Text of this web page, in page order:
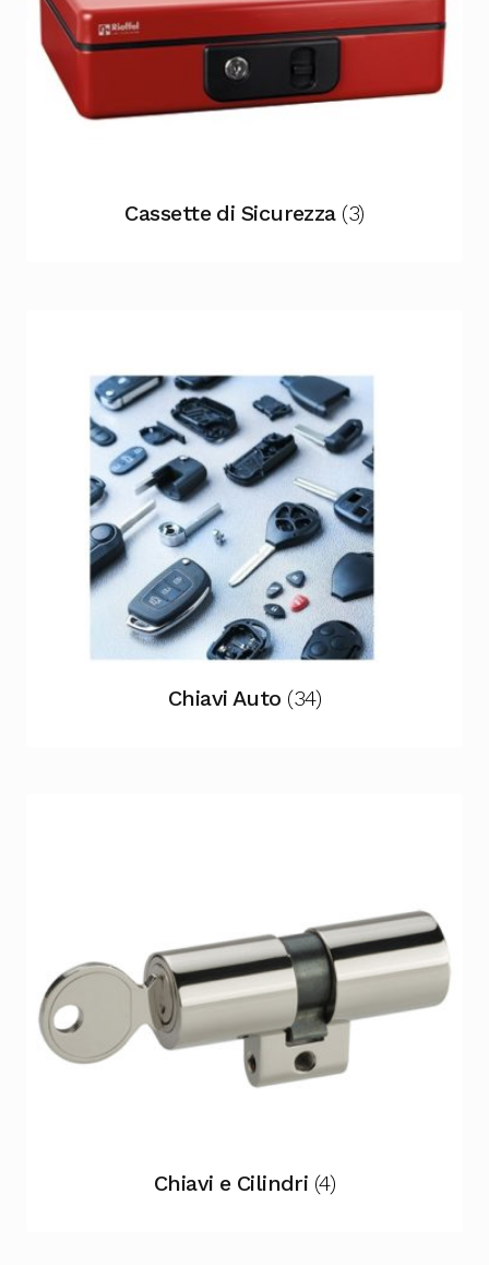
Cassette di Sicurezza (3)
Chiavi Auto (34)
Chiavi e Cilindri (4)